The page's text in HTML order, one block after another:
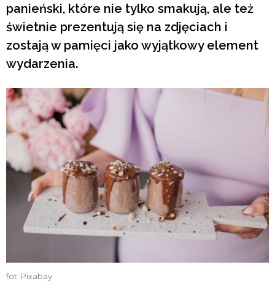
panieński, które nie tylko smakują, ale też
świetnie prezentują się na zdjęciach i
zostają w pamięci jako wyjątkowy element
wydarzenia.
fot: Pixabay